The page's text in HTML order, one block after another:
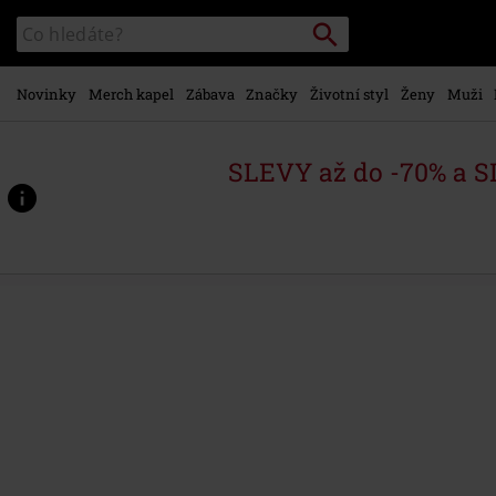
hlavnímu
obsahu
Katalog
vyhledávání
Vyhledávání
Novinky Merch kapel Zábava Značky Životní styl Ženy Muži
SLEVY až do -70% a